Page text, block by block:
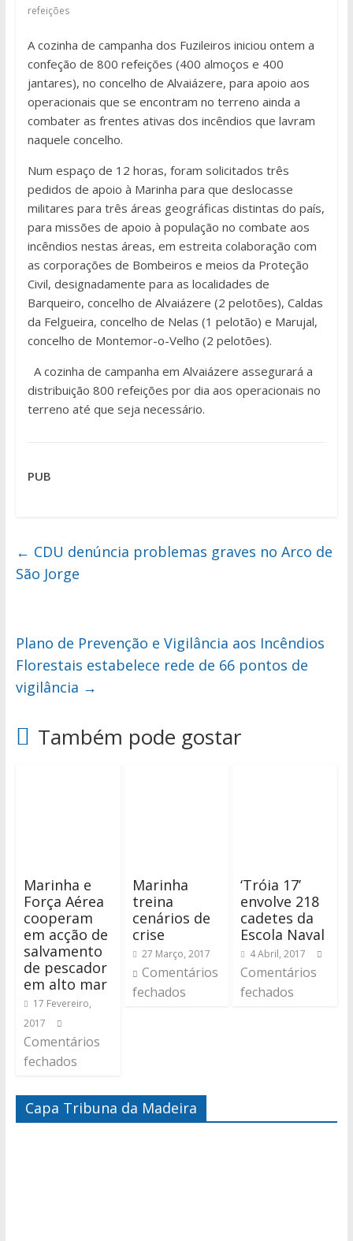
refeições
A cozinha de campanha dos Fuzileiros iniciou ontem a
confeção de 800 refeições (400 almoços e 400
jantares), no concelho de Alvaiázere, para apoio aos
operacionais que se encontram no terreno ainda a
combater as frentes ativas dos incêndios que lavram
naquele concelho.
Num espaço de 12 horas, foram solicitados três
pedidos de apoio à Marinha para que deslocasse
militares para três áreas geográficas distintas do país,
para missões de apoio à população no combate aos
incêndios nestas áreas, em estreita colaboração com
as corporações de Bombeiros e meios da Proteção
Civil, designadamente para as localidades de
Barqueiro, concelho de Alvaiázere (2 pelotões), Caldas
da Felgueira, concelho de Nelas (1 pelotão) e Marujal,
concelho de Montemor-o-Velho (2 pelotões).
A cozinha de campanha em Alvaiázere assegurará a
distribuição 800 refeições por dia aos operacionais no
terreno até que seja necessário.
PUB
← CDU denúncia problemas graves no Arco de
São Jorge
Plano de Prevenção e Vigilância aos Incêndios
Florestais estabelece rede de 66 pontos de
vigilância →
Também pode gostar
Marinha e
Força Aérea
cooperam
em acção de
salvamento
de pescador
em alto mar
17 Fevereiro,
2017
Comentários
fechados
Marinha
treina
cenários de
crise
27 Março, 2017
Comentários
fechados
‘Tróia 17’
envolve 218
cadetes da
Escola Naval
4 Abril, 2017
Comentários
fechados
Capa Tribuna da Madeira